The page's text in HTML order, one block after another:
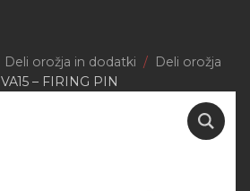
Deli orožja in dodatki
Deli orožja
VA15 – FIRING PIN